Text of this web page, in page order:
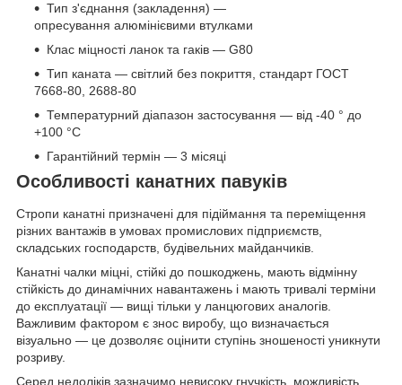
Тип з'єднання (закладення) —
опресування алюмінієвими втулками
Клас міцності ланок та гаків — G80
Тип каната — світлий без покриття, стандарт ГОСТ
7668-80, 2688-80
Температурний діапазон застосування — від -40 ° до
+100 °С
Гарантійний термін — 3 місяці
Особливості канатних павуків
Стропи канатні призначені для підіймання та переміщення
різних вантажів в умовах промислових підприємств,
складських господарств, будівельних майданчиків.
Канатні чалки міцні, стійкі до пошкоджень, мають відмінну
стійкість до динамічних навантажень і мають тривалі терміни
до експлуатації — вищі тільки у ланцюгових аналогів.
Важливим фактором є знос виробу, що визначається
візуально — це дозволяє оцінити ступінь зношеності уникнути
розриву.
Серед недоліків зазначимо невисоку гнучкість, можливість